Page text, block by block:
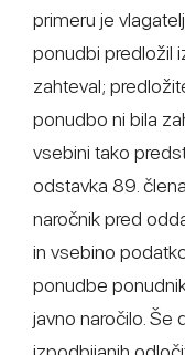
primeru je
ponudbi predložil
zahteval;
ponudbo ni bila
vsebini tako
odstavka 89.
naročnik pred
in vsebino
ponudbe
javno naročilo. Še